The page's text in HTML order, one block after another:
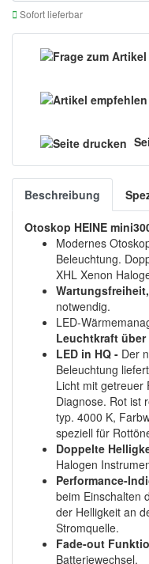
Sofort lieferbar
Beschreibung
Otoskop HEINE
Modernes
Beleuchtung.
XHL Xenon
Wartungsfreiheit,
notwendig.
LED-
Leuchtkraft über
LED in HQ - Der
Beleuchtung
Licht mit getreuer
Diagnose. Rot ist
typ. 4000 K,
speziell für
Doppelte
Halogen
Performance-
beim Einschalten
der Helligkeit an
Stromquelle.
Fade-out
Batteriewechsel.